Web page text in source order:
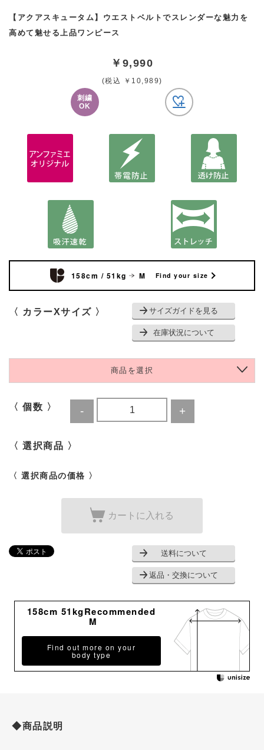
【アクアスキュータム】ウエストベルトでスレンダーな魅力を
高めて魅せる上品ワンピース
￥9,990
(税込 ￥10,989)
刺繍
OK
158cm / 51kg M Find your size
〈 カラーXサイズ 〉 サイズガイドを見る
在庫状況について
商品を選択
〈 個数 〉
〈 選択商品 〉
〈 選択商品の価格 〉
カートに入れる
送料について
返品・交換について
158cm 51kgRecommended
M
Find out more on your
body type
◆商品説明